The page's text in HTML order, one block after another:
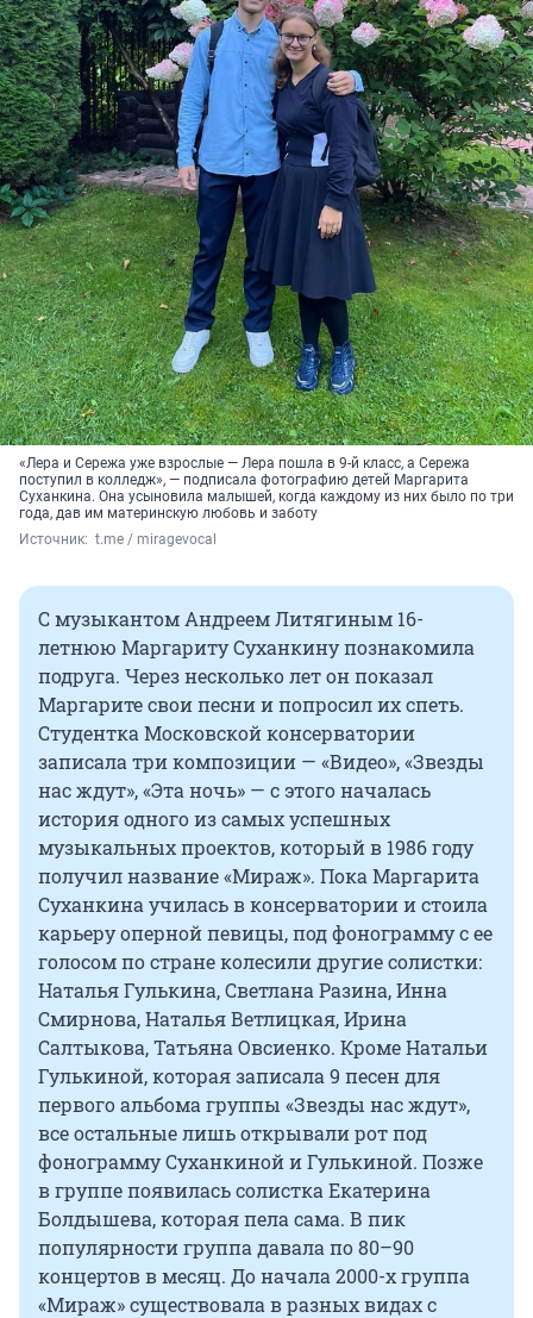
«Лера и Сережа уже взрослые — Лера пошла в 9-й класс, а Сережа
поступил в колледж», — подписала фотографию детей Маргарита
Суханкина. Она усыновила малышей, когда каждому из них было по три
года, дав им материнскую любовь и заботу
Источник: t.me / miragevocal
С музыкантом Андреем Литягиным 16-
летнюю Маргариту Суханкину познакомила
подруга. Через несколько лет он показал
Маргарите свои песни и попросил их спеть.
Студентка Московской консерватории
записала три композиции — «Видео», «Звезды
нас ждут», «Эта ночь» — с этого началась
история одного из самых успешных
музыкальных проектов, который в 1986 году
получил название «Мираж». Пока Маргарита
Суханкина училась в консерватории и стоила
карьеру оперной певицы, под фонограмму с ее
голосом по стране колесили другие солистки:
Наталья Гулькина, Светлана Разина, Инна
Смирнова, Наталья Ветлицкая, Ирина
Салтыкова, Татьяна Овсиенко. Кроме Натальи
Гулькиной, которая записала 9 песен для
первого альбома группы «Звезды нас ждут»,
все остальные лишь открывали рот под
фонограмму Суханкиной и Гулькиной. Позже
в группе появилась солистка Екатерина
Болдышева, которая пела сама. В пик
популярности группа давала по 80–90
концертов в месяц. До начала 2000-х группа
«Мираж» существовала в разных видах с